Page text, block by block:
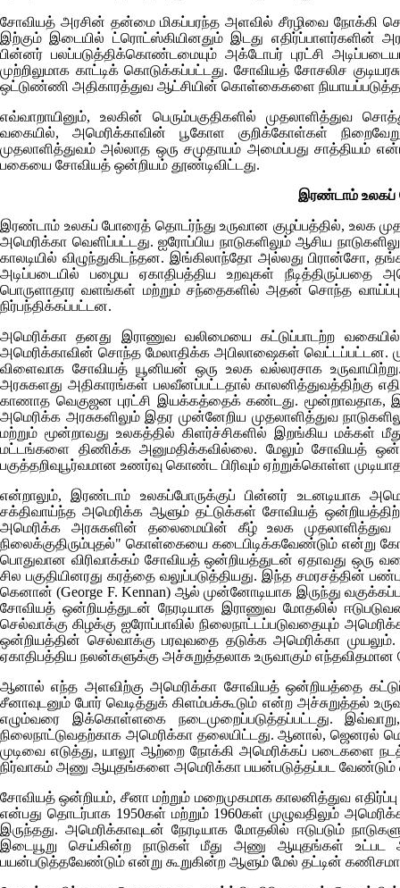
சோவியத் அரசின் தன்மை மிகப்பரந்த அளவில் சீரழிவை நோக்கி
இற்கும் இடையில் ட்ரொட்ஸ்கியினதும் இடது எதிர்ப்பாளர்களின்
பின்னர் பலப்படுத்திக்கொண்டமையும் அக்டோபர் புரட்சி
முற்றிலுமாக காட்டிக் கொடுக்கப்பட்டது. சோவியத் சோசலிச
ஒட்டுண்ணி அதிகாரத்துவ ஆட்சியின் கொள்கைகளை
எவ்வாறாயினும், உலகின் பெரும்பகுதிகளில் முதலாளித்துவ
வகையில், அமெரிக்காவின் பூகோள குறிக்கோள்கள்
முதலாளித்துவம் அல்லாத ஒரு சமுதாயம் அமைப்பது சாத்தியம்
பகையை சோவியத் ஒன்றியம் தூண்டிவிட்டது.
இரண்டாம் உலகப்
இரண்டாம் உலகப் போரைத் தொடர்ந்து உருவான குழப்பத்தில், உலக
அமெரிக்கா வெளிப்பட்டது. ஐரோப்பிய நாடுகளிலும் ஆசிய
காலடியில் விழுந்துகிடந்தன. இங்கிலாந்தோ அல்லது
அடிப்படையில் பழைய ஏகாதிபத்திய உறவுகள்
பொருளாதார வளங்கள் மற்றும் சந்தைகளில் அதன் சொந்த
நிர்பந்திக்கப்பட்டன.
அமெரிக்கா தனது இராணுவ வலிமையை கட்டுப்பாடற்ற
அமெரிக்காவின் சொந்த மேலாதிக்க அபிலாஷைகள் வெட்டப்பட்டன.
விளைவாக சோவியத் யூனியன் ஒரு உலக வல்லரசாக
அரசுகளது அதிகாரங்கள் பலவீனப்பட்டதால் காலனித்துவத்திற்கு
காணாத வெகுஜன புரட்சி இயக்கத்தைக் கண்டது. மூன்றாவதாக,
அமெரிக்க அரசுகளிலும் இதர முன்னேறிய முதலாளித்துவ
மற்றும் மூன்றாவது உலகத்தில் கிளர்ச்சிகளில் இறங்கிய மக்கள்
மட்டங்களை திணிக்க அனுமதிக்கவில்லை. மேலும் சோவியத்
பகுத்தறிவுபூர்வமான உணர்வு கொண்ட பிரிவும் ஏற்றுக்கொள்ள
என்றாலும், இரண்டாம் உலகப்போருக்குப் பின்னர்
சக்திவாய்ந்த அமெரிக்க ஆளும் தட்டுக்கள் சோவியத்
அமெரிக்க அரசுகளின் தலைமையின் கீழ் உலக முதலாளித்துவ
நிலைக்குதிரும்புதல்" கொள்கையை கடைபிடிக்கவேண்டும் என்று
பொதுவான விரிவாக்கம் சோவியத் ஒன்றியத்துடன் ஏதாவது
சில பகுதியினரது கரத்தை வலுப்படுத்தியது. இந்த சமரசத்தின்
கெனான்(George F. Kennan) ஆல் முன்னோடியாக இருந்து
சோவியத் ஒன்றியத்துடன் நேரடியாக இராணுவ மோதலில்
செல்வாக்கு கிழக்கு ஐரோப்பாவில் நிலைநாட்டப்படுவதையும்
ஒன்றியத்தின் செல்வாக்கு பரவுவதை தடுக்க அமெரிக்கா
ஏகாதிபத்திய நலன்களுக்கு அச்சுறுத்தலாக உருவாகும்
ஆனால் எந்த அளவிற்கு அமெரிக்கா சோவியத் ஒன்றியத்தை
சீனாவுடனும் போர் வெடித்துக் கிளம்பக்கூடும் என்ற அச்சுறுத்தல்
எழும்வரை இக்கொள்ளகை நடைமுறைப்படுத்தப்பட்டது.
நிலைநாட்டுவதற்காக அமெரிக்கா தலையிட்டது. ஆனால், ஜெனரல்
முடிவை எடுத்து, யாலூ ஆற்றை நோக்கி அமெரிக்கப் படைகளை
நிர்வாகம் அணு ஆயுதங்களை அமெரிக்கா பயன்படுத்தப்பட
சோவியத் ஒன்றியம், சீனா மற்றும் மறைமுகமாக காலனித்துவ
என்பது தொடர்பாக 1950கள் மற்றும் 1960கள் முழுவதிலும்
இருந்தது. அமெரிக்காவுடன் நேரடியாக மோதலில் ஈடுபடும்
இடையூறு செய்கின்ற நாடுகள் மீது அணு ஆயுதங்கள் உட்பட
பயன்படுத்தவேண்டும் என்று கூறுகின்ற ஆளும் மேல் தட்டின்